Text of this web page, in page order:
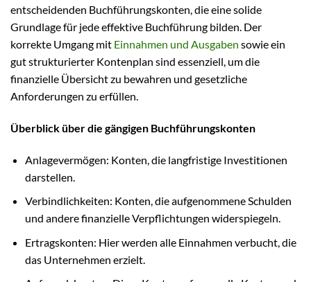
entscheidenden Buchführungskonten, die eine solide
Grundlage für jede effektive Buchführung bilden. Der
korrekte Umgang mit Einnahmen und Ausgaben sowie ein
gut strukturierter Kontenplan sind essenziell, um die
finanzielle Übersicht zu bewahren und gesetzliche
Anforderungen zu erfüllen.
Überblick über die gängigen Buchführungskonten
Anlagevermögen: Konten, die langfristige Investitionen
darstellen.
Verbindlichkeiten: Konten, die aufgenommene Schulden
und andere finanzielle Verpflichtungen widerspiegeln.
Ertragskonten: Hier werden alle Einnahmen verbucht, die
das Unternehmen erzielt.